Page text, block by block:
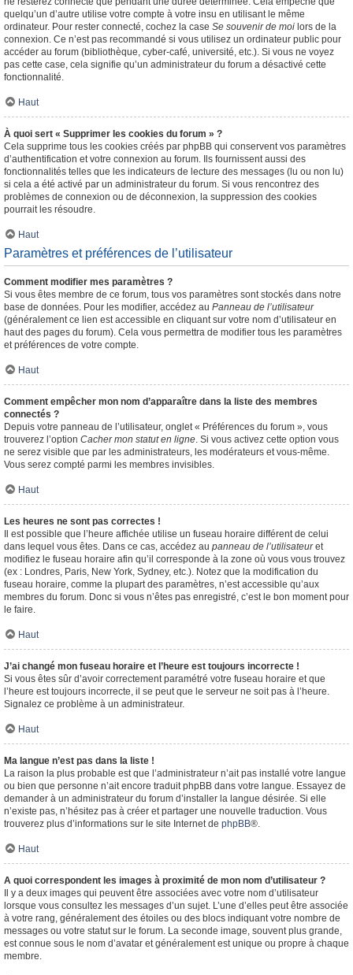
quelqu’un d’autre utilise votre compte à votre insu en utilisant le même
ordinateur. Pour rester connecté, cochez la case Se souvenir de moi lors de la
connexion. Ce n’est pas recommandé si vous utilisez un ordinateur public pour
accéder au forum (bibliothèque, cyber-café, université, etc.). Si vous ne voyez
pas cette case, cela signifie qu’un administrateur du forum a désactivé cette
fonctionnalité.
Haut
À quoi sert « Supprimer les cookies du forum » ?
Cela supprime tous les cookies créés par phpBB qui conservent vos paramètres
d’authentification et votre connexion au forum. Ils fournissent aussi des
fonctionnalités telles que les indicateurs de lecture des messages (lu ou non lu)
si cela a été activé par un administrateur du forum. Si vous rencontrez des
problèmes de connexion ou de déconnexion, la suppression des cookies
pourrait les résoudre.
Haut
Paramètres et préférences de l’utilisateur
Comment modifier mes paramètres ?
Si vous êtes membre de ce forum, tous vos paramètres sont stockés dans notre
base de données. Pour les modifier, accédez au Panneau de l’utilisateur
(généralement ce lien est accessible en cliquant sur votre nom d’utilisateur en
haut des pages du forum). Cela vous permettra de modifier tous les paramètres
et préférences de votre compte.
Haut
Comment empêcher mon nom d’apparaître dans la liste des membres
connectés ?
Depuis votre panneau de l’utilisateur, onglet « Préférences du forum », vous
trouverez l’option Cacher mon statut en ligne. Si vous activez cette option vous
ne serez visible que par les administrateurs, les modérateurs et vous-même.
Vous serez compté parmi les membres invisibles.
Haut
Les heures ne sont pas correctes !
Il est possible que l’heure affichée utilise un fuseau horaire différent de celui
dans lequel vous êtes. Dans ce cas, accédez au panneau de l’utilisateuret
modifiez le fuseau horaire afin qu’il corresponde à la zone où vous vous trouvez
(ex : Londres, Paris, New York, Sydney, etc.). Notez que la modification du
fuseau horaire, comme la plupart des paramètres, n’est accessible qu’aux
membres du forum. Donc si vous n’êtes pas enregistré, c’est le bon moment pour
le faire.
Haut
J’ai changé mon fuseau horaire et l’heure est toujours incorrecte !
Si vous êtes sûr d’avoir correctement paramétré votre fuseau horaire et que
l’heure est toujours incorrecte, il se peut que le serveur ne soit pas à l’heure.
Signalez ce problème à un administrateur.
Haut
Ma langue n’est pas dans la liste !
La raison la plus probable est que l’administrateur n’ait pas installé votre langue
ou bien que personne n’ait encore traduit phpBB dans votre langue. Essayez de
demander à un administrateur du forum d’installer la langue désirée. Si elle
n’existe pas, n’hésitez pas à créer et partager une nouvelle traduction. Vous
trouverez plus d’informations sur le site Internet de phpBB®.
Haut
A quoi correspondent les images à proximité de mon nom d’utilisateur ?
Il y a deux images qui peuvent être associées avec votre nom d’utilisateur
lorsque vous consultez les messages d’un sujet. L’une d’elles peut être associée
à votre rang, généralement des étoiles ou des blocs indiquant votre nombre de
messages ou votre statut sur le forum. La seconde image, souvent plus grande,
est connue sous le nom d’avatar et généralement est unique ou propre à chaque
membre.